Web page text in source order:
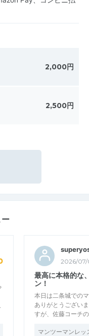
2,000円
2,500円
2026/
最高に本格的な
ン！
本日は二条城での
ありがとうござい
すが、佐藤コーチ
マンツーマンレ